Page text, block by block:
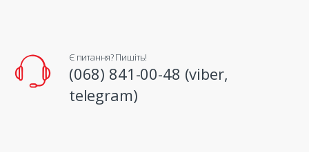
Є питання? Пишіть!
(068) 841-00-48 (viber,
telegram)